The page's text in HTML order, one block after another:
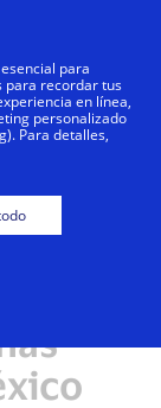
de
la
para
para recordar tus
en línea,
personalizado
Para detalles,